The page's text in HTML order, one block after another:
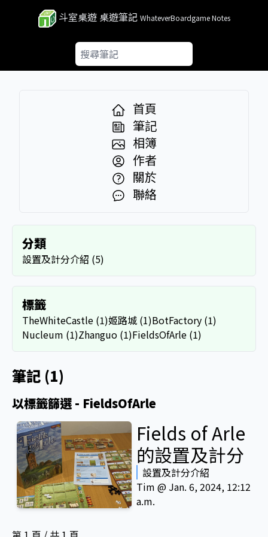
斗室桌遊 桌遊筆記 WhateverBoardgame Notes
首頁
筆記
相簿
作者
關於
聯絡
分類
設置及計分介紹 (5)
標籤
TheWhiteCastle (1)姬路城 (1)BotFactory (1)
Nucleum (1)Zhanguo (1)FieldsOfArle (1)
筆記 (1)
以標籤篩選 - FieldsOfArle
Fields of Arle
的設置及計分
設置及計分介紹
Tim @ Jan. 6, 2024, 12:12
a.m.